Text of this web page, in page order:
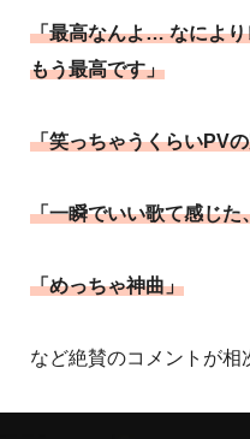
「最高なんよ… なによ
もう最高です」
「笑っちゃうくらいPV
「一瞬でいい歌て感じた
「めっちゃ神曲」
など絶賛のコメントが相